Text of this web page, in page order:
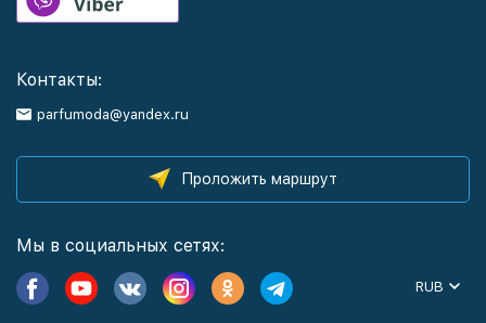
Контакты:
parfumoda@yandex.ru
Проложить маршрут
Мы в социальных сетях:
RUB